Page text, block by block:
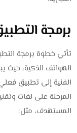
برمجة
تأتي خطوة برمجة
الهواتف الذكية، حيث
الفنية إلى تطبيق
المرحلة على لغات
المستهدف، مثل: